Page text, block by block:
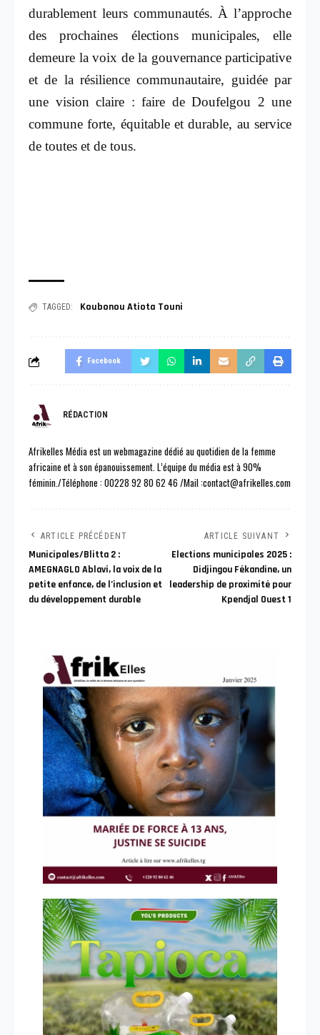
durablement leurs communautés. À l’approche
des prochaines élections municipales, elle
demeure la voix de la gouvernance participative
et de la résilience communautaire, guidée par
une vision claire : faire de Doufelgou 2 une
commune forte, équitable et durable, au service
de toutes et de tous.
TAGGED: Koubonou Atiota Touni
Facebook
RÉDACTION
Afrikelles Média est un webmagazine dédié au quotidien de la femme
africaine et à son épanouissement. L’équipe du média est à 90%
féminin./Téléphone : 00228 92 80 62 46 /Mail :contact@afrikelles.com
ARTICLE PRÉCÉDENT
Municipales/Blitta 2 :
AMEGNAGLO Ablavi, la voix de la
petite enfance, de l’inclusion et
du développement durable
ARTICLE SUIVANT
Elections municipales 2025 :
Didjingou Fékandine, un
leadership de proximité pour
Kpendjal Ouest 1